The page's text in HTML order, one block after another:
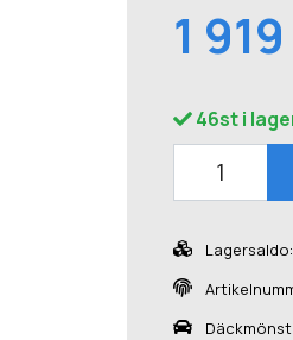
1
46st i
Lagersaldo: